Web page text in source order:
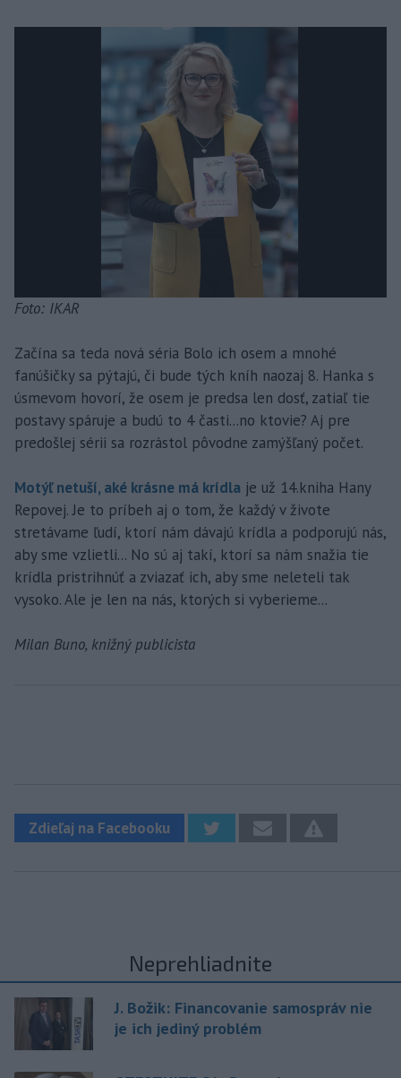
Foto: IKAR
Začína sa teda nová séria Bolo ich osem a mnohé
fanúšičky sa pýtajú, či bude tých kníh naozaj 8. Hanka s
úsmevom hovorí, že osem je predsa len dosť, zatiaľ tie
postavy spáruje a budú to 4 časti...no ktovie? Aj pre
predošlej sérii sa rozrástol pôvodne zamýšľaný počet.
Motýľ netuší, aké krásne má krídla je už 14.kniha Hany
Repovej. Je to príbeh aj o tom, že každý v živote
stretávame ľudí, ktorí nám dávajú krídla a podporujú nás,
aby sme vzlietli... No sú aj takí, ktorí sa nám snažia tie
krídla pristrihnúť a zviazať ich, aby sme neleteli tak
vysoko. Ale je len na nás, ktorých si vyberieme...
Milan Buno, knižný publicista
Zdieľaj na Facebooku
Neprehliadnite
J. Božik: Financovanie samospráv nie
je ich jediný problém